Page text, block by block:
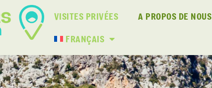
VISITES PRIVÉES A PROPOS DE NOUS
FRANÇAIS